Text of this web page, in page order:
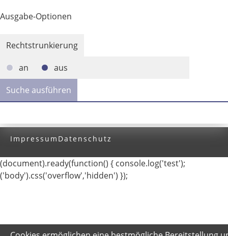
Ausgabe-Optionen
Rechtstrunkierung
an
aus
Impressum Datenschutz
(document).ready(function() { console.log('test');
('body').css('overflow','hidden') });